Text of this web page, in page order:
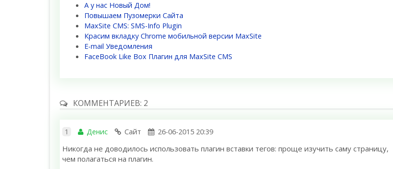
А у нас Новый Дом!
Повышаем Пузомерки Сайта
MaxSite CMS: SMS-Info Plugin
Красим вкладку Chrome мобильной версии MaxSite
E-mail Уведомления
FaceBook Like Box Плагин для MaxSite CMS
КОММЕНТАРИЕВ: 2
1 Денис Сайт 26-06-2015 20:39
Никогда не доводилось использовать плагин вставки тегов: проще изучить саму страницу,
чем полагаться на плагин.